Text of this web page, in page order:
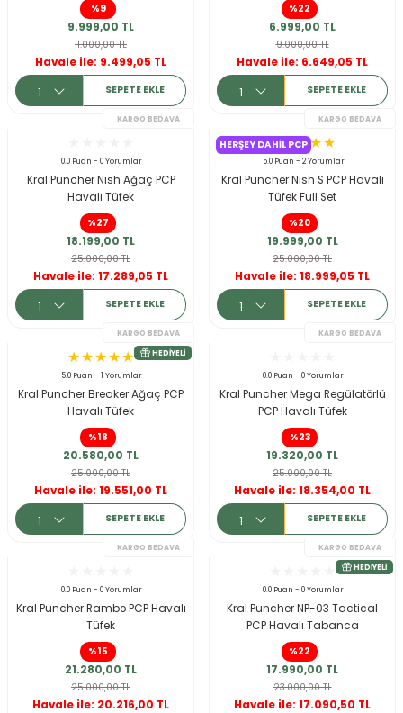
%9
9.999,00 TL
11.000,00 TL
Havale ile: 9.499,05 TL
SEPETE EKLE
%22
6.999,00 TL
9.000,00 TL
Havale ile: 6.649,05 TL
SEPETE EKLE
0.0 Puan - 0 Yorumlar
Kral Puncher Nish Ağaç PCP
Havalı Tüfek
%27
18.199,00 TL
25.000,00 TL
Havale ile: 17.289,05 TL
SEPETE EKLE
HERŞEY DAHIL PCP
5.0 Puan - 2 Yorumlar
Kral Puncher Nish S PCP Havalı
Tüfek Full Set
%20
19.999,00 TL
25.000,00 TL
Havale ile: 18.999,05 TL
SEPETE EKLE
5.0 Puan - 1 Yorumlar
Kral Puncher Breaker Ağaç PCP
Havalı Tüfek
%18
20.580,00 TL
25.000,00 TL
Havale ile: 19.551,00 TL
SEPETE EKLE
0.0 Puan - 0 Yorumlar
Kral Puncher Mega Regülatörlü
PCP Havalı Tüfek
%23
19.320,00 TL
25.000,00 TL
Havale ile: 18.354,00 TL
SEPETE EKLE
0.0 Puan - 0 Yorumlar
Kral Puncher Rambo PCP Havalı
Tüfek
%15
21.280,00 TL
25.000,00 TL
Havale ile: 20.216,00 TL
0.0 Puan - 0 Yorumlar
Kral Puncher NP-03 Tactical
PCP Havalı Tabanca
%22
17.990,00 TL
23.000,00 TL
Havale ile: 17.090,50 TL